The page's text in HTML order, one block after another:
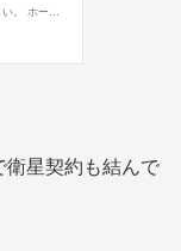
衛星契約も結んで